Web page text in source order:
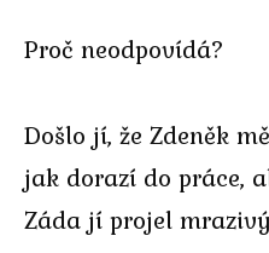
Proč neodpovídá?
Došlo jí, že Zdeněk
jak dorazí do práce,
Záda jí projel